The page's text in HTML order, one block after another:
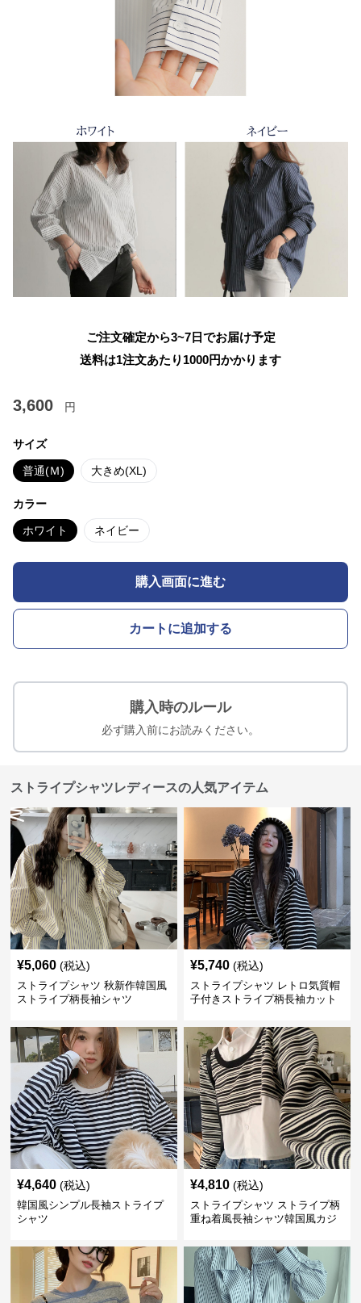
ご注文確定から3~7日でお届け予定
送料は1注文あたり 1000円かかります
3,600 円
サイズ
普通(Ｍ) 大きめ(XL)
カラー
ホワイト ネイビー
購入画面に進む
カートに追加する
購入時のルール
必ず購入前にお読みください。
ストライプシャツレディースの人気アイテム
¥5,060 (税込)
ストライプシャツ 秋新作韓国風
ストライプ柄長袖シャツ
¥5,740 (税込)
ストライプシャツ レトロ気質帽
子付きストライプ柄長袖カット
¥4,640 (税込)
韓国風シンプル長袖ストライプ
シャツ
¥4,810 (税込)
ストライプシャツ ストライプ柄
重ね着風長袖シャツ韓国風カジ